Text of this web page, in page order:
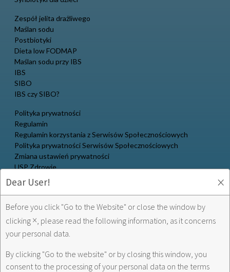
Zespół jelita drażliwego
Maślan sodu
Postbiotyki
Dieta low FODMAP
Maślan sodu przy IBS
IBS
SIBO
IBS czy SIBO?
Polityka prywatności
Regulamin
Regulamin korzystania z Serwisów Społecznościowych
Polityka prywatności Serwisów Społecznościowych
Zmiana ustawień prywatności
USP Zdrowie
Multilac w social media:
USP Zdrowie w social media:
Dear User! ×
Before you click "Go to the Website" or close the window by
clicking ×, please read the following information, as it concerns
your personal data.
By clicking "Go to the website" or by closing this window, you
consent to the processing of your personal data on the terms